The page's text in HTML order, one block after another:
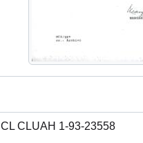
CL CLUAH 1-93-23558